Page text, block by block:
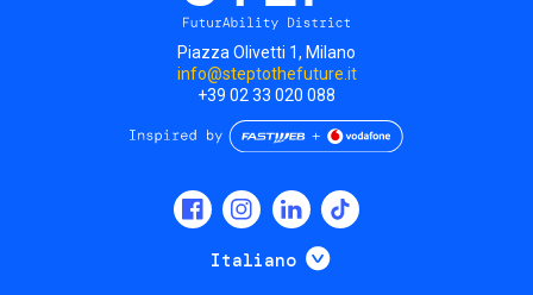
Piazza Olivetti 1, Milano
info@steptothefuture.it
+39 02 33 020 088
Italiano Mostra ulteriori